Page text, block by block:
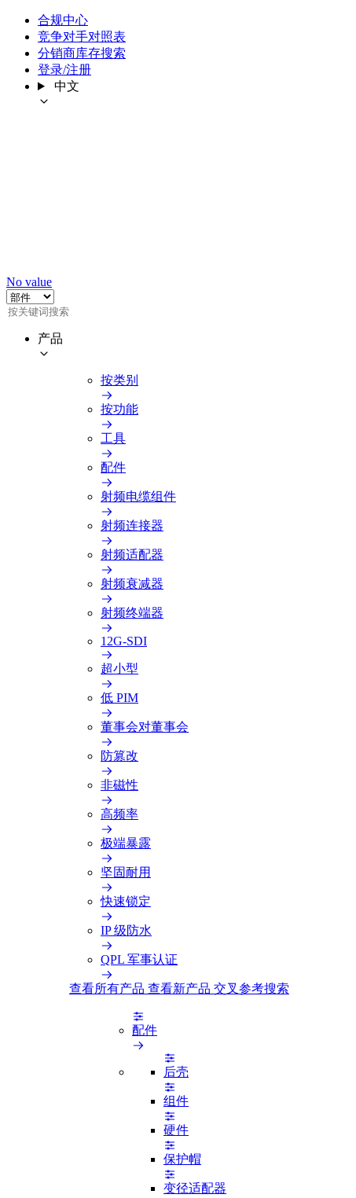
合规中心
竞争对手对照表
分销商库存搜索
登录/注册
中文
No value
产品
按类别
按功能
工具
配件
射频电缆组件
射频连接器
射频适配器
射频衰减器
射频终端器
12G-SDI
超小型
低 PIM
董事会对董事会
防篡改
非磁性
高频率
极端暴露
坚固耐用
快速锁定
IP 级防水
QPL 军事认证
查看所有产品 查看新产品 交叉参考搜索
配件
后壳
组件
硬件
保护帽
变径适配器